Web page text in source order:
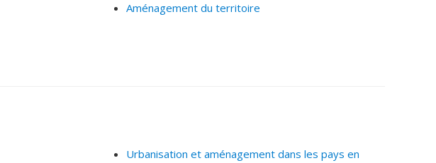
Aménagement du territoire
Urbanisation et aménagement dans les pays en